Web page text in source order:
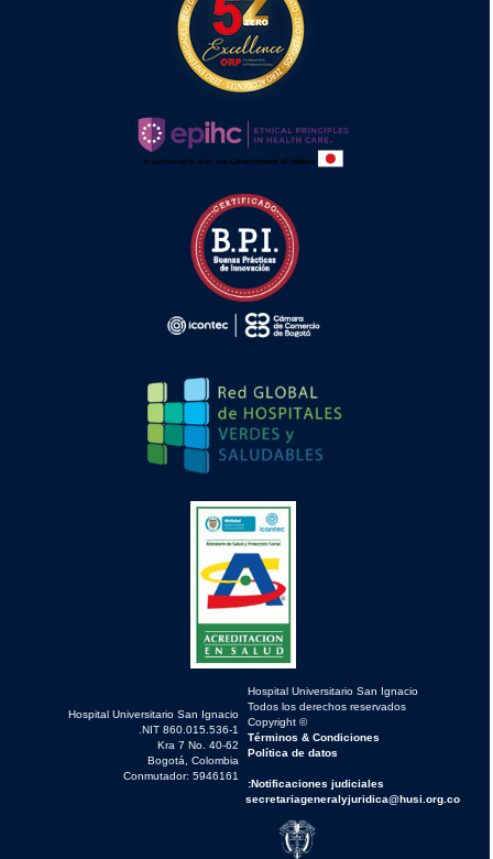
Hospital Universitario San Ignacio
Todos los derechos reservados
© Copyright
Términos & Condiciones
Política de datos
Notificaciones judiciales:
secretariageneralyjuridica@husi.org.co
Hospital Universitario San Ignacio
NIT 860.015.536-1.
Kra 7 No. 40-62
Bogotá, Colombia
Conmutador: 5946161